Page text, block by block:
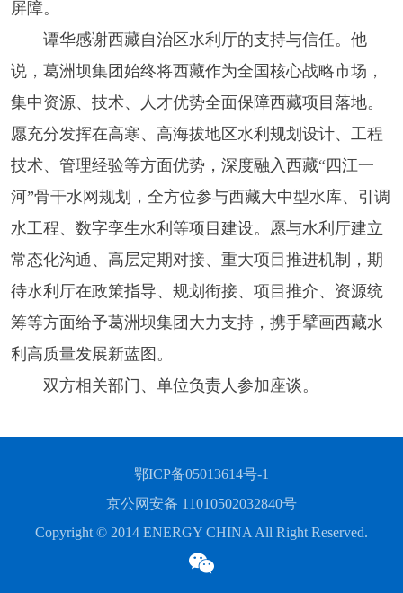
屏障。
谭华感谢西藏自治区水利厅的支持与信任。他
说，葛洲坝集团始终将西藏作为全国核心战略市场，
集中资源、技术、人才优势全面保障西藏项目落地。
愿充分发挥在高寒、高海拔地区水利规划设计、工程
技术、管理经验等方面优势，深度融入西藏“四江一
河”骨干水网规划，全方位参与西藏大中型水库、引调
水工程、数字孪生水利等项目建设。愿与水利厅建立
常态化沟通、高层定期对接、重大项目推进机制，期
待水利厅在政策指导、规划衔接、项目推介、资源统
筹等方面给予葛洲坝集团大力支持，携手擘画西藏水
利高质量发展新蓝图。
双方相关部门、单位负责人参加座谈。
鄂ICP备05013614号-1
京公网安备 11010502032840号
Copyright © 2014 ENERGY CHINA All Right Reserved.